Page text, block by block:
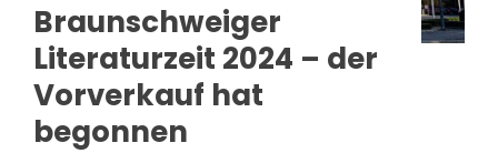
Braunschweiger
Literaturzeit 2024 – der
Vorverkauf hat
begonnen